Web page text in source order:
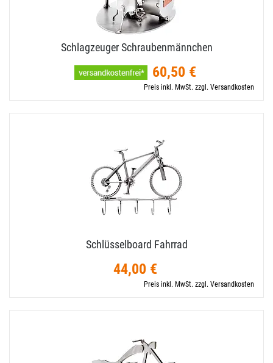
Schlagzeuger Schraubenmännchen
60,50 €
Preis inkl. MwSt. zzgl. Versandkosten
Schlüsselboard Fahrrad
44,00 €
Preis inkl. MwSt. zzgl. Versandkosten